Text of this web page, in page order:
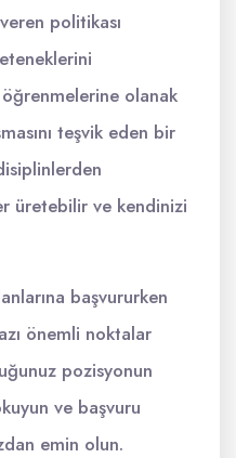
politikası
olanak
teşvik eden bir
üretebilir ve kendinizi
başvururken
önemli noktalar
pozisyonun
ve başvuru
emin olun.